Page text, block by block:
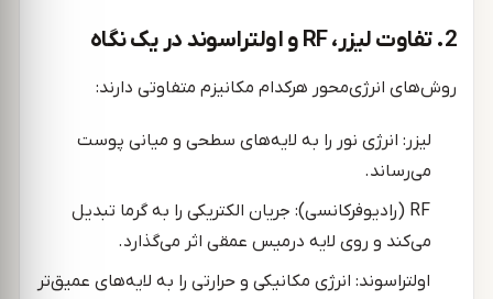
2. تفاوت لیزر، RF و اولتراسوند در یک نگاه
روش‌های انرژی‌محور هرکدام مکانیزم متفاوتی دارند:
لیزر: انرژی نور را به لایه‌های سطحی و میانی پوست
می‌رساند.
RF (رادیوفرکانسی): جریان الکتریکی را به گرما تبدیل
می‌کند و روی لایه درمیس عمقی اثر می‌گذارد.
اولتراسوند: انرژی مکانیکی و حرارتی را به لایه‌های عمیق‌تر